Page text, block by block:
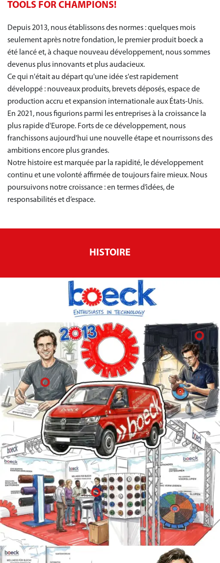
TOOLS FOR CHAMPIONS!
Depuis 2013, nous établissons des normes : quelques mois
seulement après notre fondation, le premier produit boeck a
été lancé et, à chaque nouveau développement, nous sommes
devenus plus innovants et plus audacieux.
Ce qui n'était au départ qu'une idée s'est rapidement
développé : nouveaux produits, brevets déposés, espace de
production accru et expansion internationale aux États-Unis.
En 2021, nous figurions parmi les entreprises à la croissance la
plus rapide d'Europe. Forts de ce développement, nous
franchissons aujourd'hui une nouvelle étape et nourrissons des
ambitions encore plus grandes.
Notre histoire est marquée par la rapidité, le développement
continu et une volonté affirmée de toujours faire mieux. Nous
poursuivons notre croissance : en termes d’idées, de
responsabilités et d’espace.
HISTOIRE